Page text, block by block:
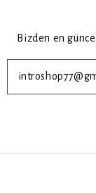
Bizden en